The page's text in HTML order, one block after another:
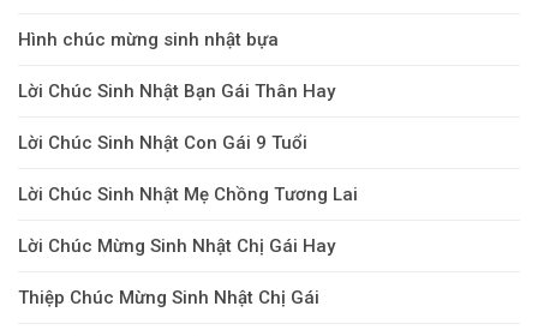
Hình chúc mừng sinh nhật bựa
Lời Chúc Sinh Nhật Bạn Gái Thân Hay
Lời Chúc Sinh Nhật Con Gái 9 Tuổi
Lời Chúc Sinh Nhật Mẹ Chồng Tương Lai
Lời Chúc Mừng Sinh Nhật Chị Gái Hay
Thiệp Chúc Mừng Sinh Nhật Chị Gái